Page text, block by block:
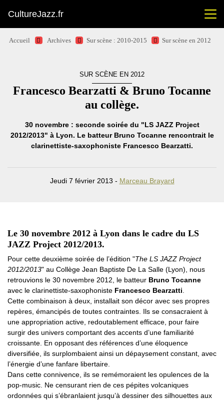
CultureJazz.fr
Accueil Archives Sur scène : 2010-2015 Sur scène en 2012
SUR SCÈNE EN 2012
Francesco Bearzatti & Bruno Tocanne
au collège.
30 novembre : seconde soirée du "LS JAZZ Project
2012/2013" à Lyon. Le batteur Bruno Tocanne rencontrait le
clarinettiste-saxophoniste Francesco Bearzatti.
Jeudi 7 février 2013 - Marceau Brayard
Le 30 novembre 2012 à Lyon dans le cadre du LS
JAZZ Project 2012/2013.
Pour cette deuxième soirée de l’édition "The LS JAZZ Project
2012/2013" au Collège Jean Baptiste De La Salle (Lyon), nous
retrouvions le 30 novembre 2012, le batteur Bruno Tocanne
avec le clarinettiste-saxophoniste Francesco Bearzatti
Cette combinaison à deux, installait son décor avec ses propres
repères, émancipés de toutes contraintes. Ils se consacraient à
une appropriation active, redoutablement efficace, pour faire
surgir des univers comportant des accents d’une familiarité
croissante. En opposant des références d’une éloquence
diversifiée, ils surplombaient ainsi un dépaysement constant, avec
l’énergie d’une fanfare libertaire.
Dans cette connivence, ils se remémoraient les opulences de la
pop-music. Ne censurant rien de ces pépites volcaniques
ordonnées qui s’ébranlaient jusqu’à dessiner des silhouettes aux